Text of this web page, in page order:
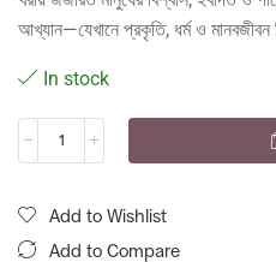
আখ্যান—যেখানে প্রকৃতি, ধর্ম ও
In stock
Add to Wishlist
Add to Compare